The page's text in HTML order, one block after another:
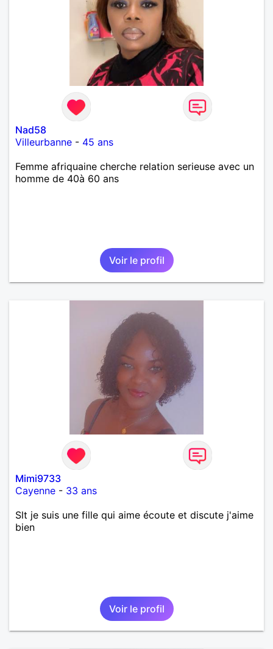
Nad58
Villeurbanne - 45 ans
Femme afriquaine cherche relation serieuse avec un
homme de 40à 60 ans
Voir le profil
Mimi9733
Cayenne - 33 ans
Slt je suis une fille qui aime écoute et discute j'aime
bien
Voir le profil